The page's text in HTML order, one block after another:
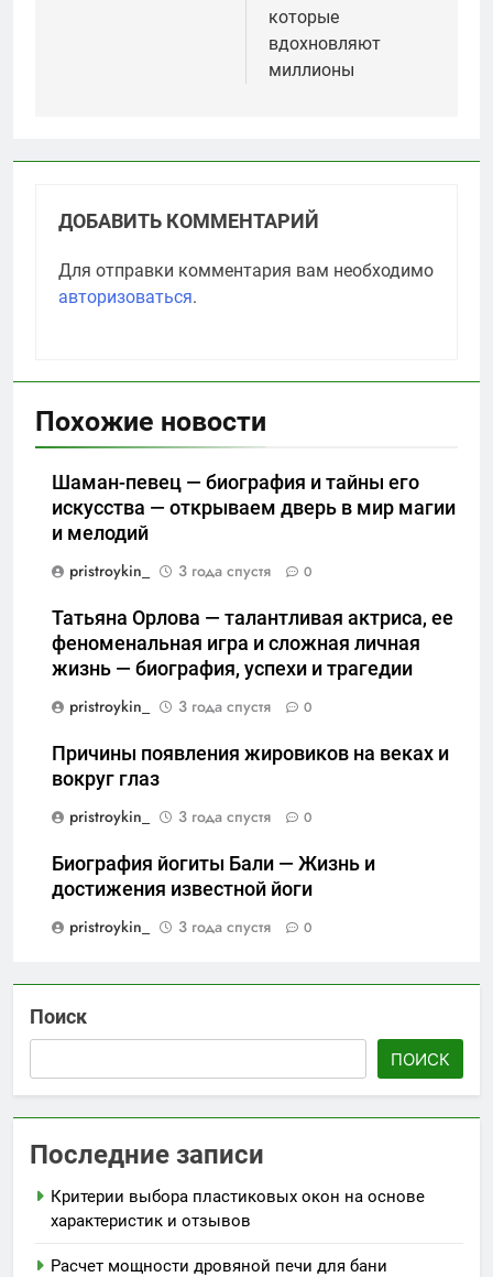
которые
вдохновляют
миллионы
ДОБАВИТЬ КОММЕНТАРИЙ
Для отправки комментария вам необходимо
авторизоваться.
Похожие новости
Шаман-певец — биография и тайны его
искусства — открываем дверь в мир магии
и мелодий
pristroykin_
3 года спустя 0
Татьяна Орлова — талантливая актриса, ее
феноменальная игра и сложная личная
жизнь — биография, успехи и трагедии
pristroykin_
3 года спустя 0
Причины появления жировиков на веках и
вокруг глаз
pristroykin_
3 года спустя 0
Биография йогиты Бали — Жизнь и
достижения известной йоги
pristroykin_
3 года спустя 0
Поиск
ПОИСК
Последние записи
Критерии выбора пластиковых окон на основе
характеристик и отзывов
Расчет мощности дровяной печи для бани